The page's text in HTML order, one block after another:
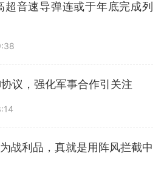
音速导弹连或于年底完成列
议，强化军事合作引关注
战利品，真就是用阵风拦截中